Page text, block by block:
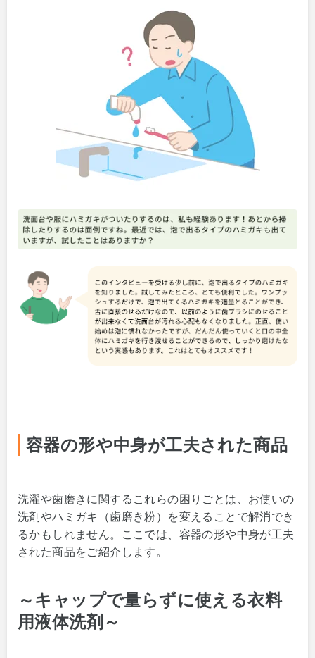
容器の形や中身が工夫された商品
洗濯や歯磨きに関するこれらの困りごとは、お使いの
洗剤やハミガキ（歯磨き粉）を変えることで解消でき
るかもしれません。ここでは、容器の形や中身が工夫
された商品をご紹介します。
～キャップで量らずに使える衣料
用液体洗剤～